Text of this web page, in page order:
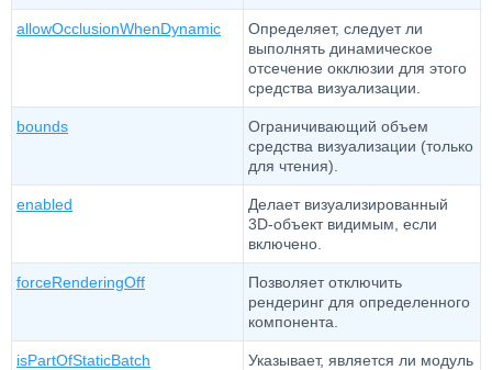
allowOcclusionWhenDynamic
Определяет, следует ли
выполнять динамическое
отсечение окклюзии для этого
средства визуализации.
bounds
Ограничивающий объем
средства визуализации (только
для чтения).
enabled
Делает визуализированный
3D-объект видимым, если
включено.
forceRenderingOff
Позволяет отключить
рендеринг для определенного
компонента.
isPartOfStaticBatch
Указывает, является ли модуль